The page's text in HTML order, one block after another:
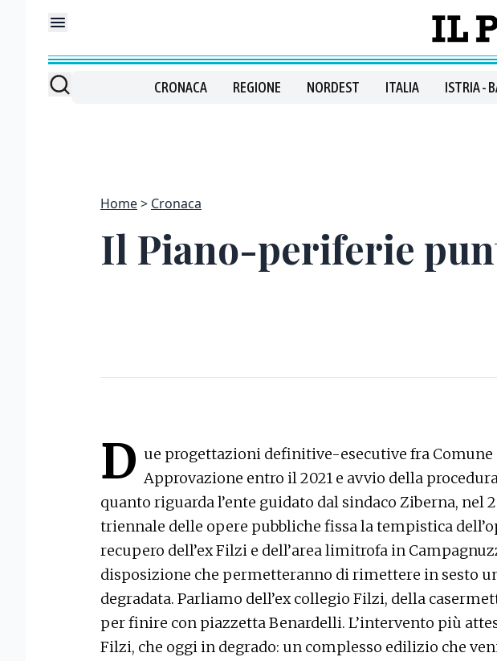
CRONACA REGIONE NORDEST ITALIA ISTRIA -
Home Cronaca
Il Piano-periferie
D ue progettazioni definitive-esecutive fra Comune
Approvazione entro il 2021 e avvio della
quanto riguarda l’ente guidato dal sindaco Ziberna, nel
triennale delle opere pubbliche fissa la tempistica
recupero dell’ex Filzi e dell’area limitrofa in
disposizione che permetteranno di rimettere in sesto
degradata. Parliamo dell’ex collegio Filzi, della
per finire con piazzetta Benardelli. L’intervento più
Filzi, che oggi in degrado: un complesso edilizio che